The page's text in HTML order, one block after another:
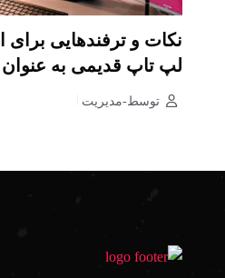
نکات و ترفندهایی برای
لپ تاپ قدیمی به عنوان
توسط-مدیریت